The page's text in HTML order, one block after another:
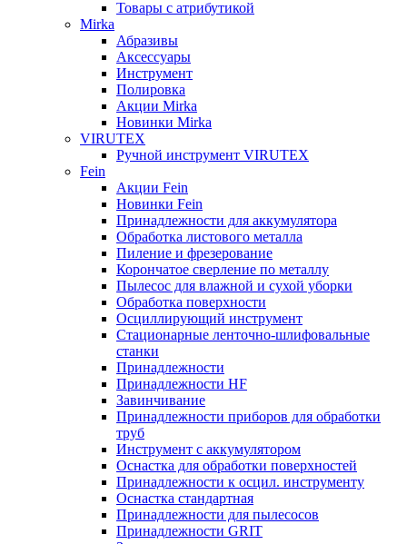
Товары с атрибутикой
Mirka
Абразивы
Аксессуары
Инструмент
Полировка
Акции Mirka
Новинки Mirka
VIRUTEX
Ручной инструмент VIRUTEX
Fein
Акции Fein
Новинки Fein
Принадлежности для аккумулятора
Обработка листового металла
Пиление и фрезерование
Корончатое сверление по металлу
Пылесос для влажной и сухой уборки
Обработка поверхности
Осциллирующий инструмент
Стационарные ленточно-шлифовальные
станки
Принадлежности
Принадлежности HF
Завинчивание
Принадлежности приборов для обработки
труб
Инструмент с аккумулятором
Оснастка для обработки поверхностей
Принадлежности к осцил. инструменту
Оснастка стандартная
Принадлежности для пылесосов
Принадлежности GRIT